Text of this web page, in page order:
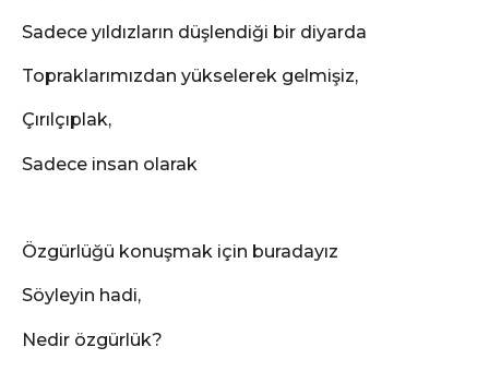
Sadece yıldızların düşlendiği bir diyarda
Topraklarımızdan yükselerek gelmişiz,
Çırılçıplak,
Sadece insan olarak
Özgürlüğü konuşmak için buradayız
Söyleyin hadi,
Nedir özgürlük?